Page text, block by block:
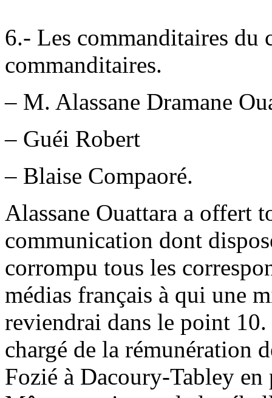
6.- Les commanditaires du
commanditaires.
– M. Alassane Dramane
– Guéi Robert
– Blaise Compaoré.
Alassane Ouattara a offert
communication dont
corrompu tous les
médias français à qui une
reviendrai dans le point 10.
chargé de la rémunération
Fozié à Dacoury-Tabley